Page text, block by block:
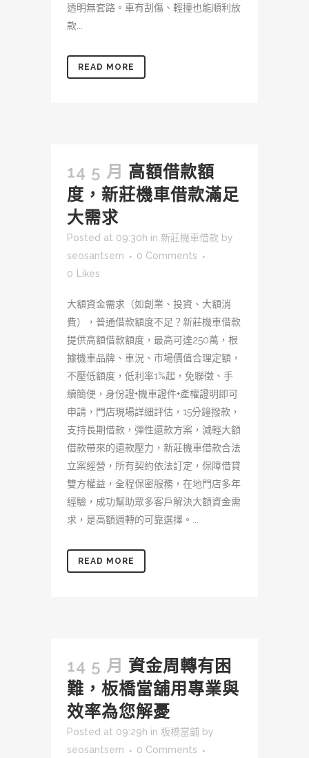
透明無套路。車有刮傷、輕撞也能順利放
款...
READ MORE
14 5 月 高額借款額
度，新莊機車借款滿足
大需求
Posted at 09:30h in 新莊機車借款 by
seosantsem
0 Comments
0 Likes
大額資金需求（如創業、投資、大額消
費），普通借款額度不足？新莊機車借款
提供高額借款額度，最高可達250萬，根
據機車品牌、車況、市場價值合理定額，
不壓低額度，低利率1%起，免聯徵、手
續簡便，身份證+機車證件+產權證明即可
申請，門店現場詳細評估，15分鐘撥款，
支持長期借款，彈性還款方案，減輕大額
借款帶來的還款壓力，新莊機車借款合法
立案經營，所有契約依法訂定，保障借貸
雙方權益，全程保密服務，在地門店多年
經驗，成功幫助眾多客戶解決大額資金需
求，是高額週轉的可靠選擇。...
READ MORE
14 5 月 資金周轉有困
難，板橋當舖用專業與
效率為您解憂
Posted at 09:29h in 板橋當舖 by
seosantsem
0 Comments